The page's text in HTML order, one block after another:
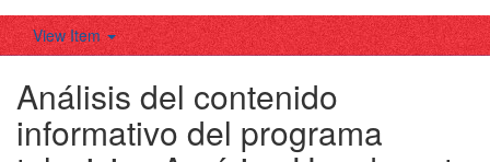
View Item
Análisis del contenido
informativo del programa